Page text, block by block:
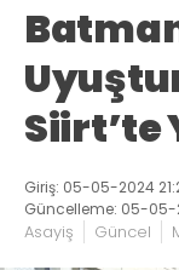
Siirt’te
Giriş: 05-05-2024
Güncelleme: 05-05-
Asayiş Güncel